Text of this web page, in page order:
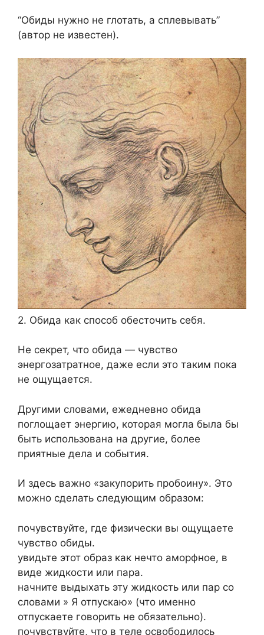
“Обиды нужно не глотать, а сплевывать”
(автор не известен).
2. Обида как способ обесточить себя.
Не секрет, что обида — чувство
энергозатратное, даже если это таким пока
не ощущается.
Другими словами, ежедневно обида
поглощает энергию, которая могла была бы
быть использована на другие, более
приятные дела и события.
И здесь важно «закупорить пробоину». Это
можно сделать следующим образом:
почувствуйте, где физически вы ощущаете
чувство обиды.
увидьте этот образ как нечто аморфное, в
виде жидкости или пара.
начните выдыхать эту жидкость или пар со
словами » Я отпускаю» (что именно
отпускаете говорить не обязательно).
почувствуйте, что в теле освободилось